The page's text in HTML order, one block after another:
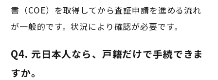
書（COE）を取得してから査証申請を進める流れ
が一般的です。状況により確認が必要です。
Q4. 元日本人なら、戸籍だけで手続できま
すか。